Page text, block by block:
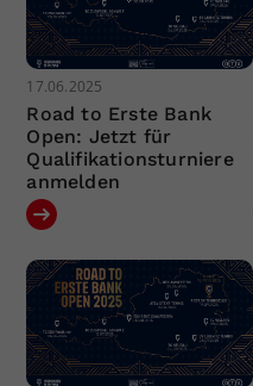
17.06.2025
Road to Erste Bank
Open: Jetzt für
Qualifikationsturniere
anmelden